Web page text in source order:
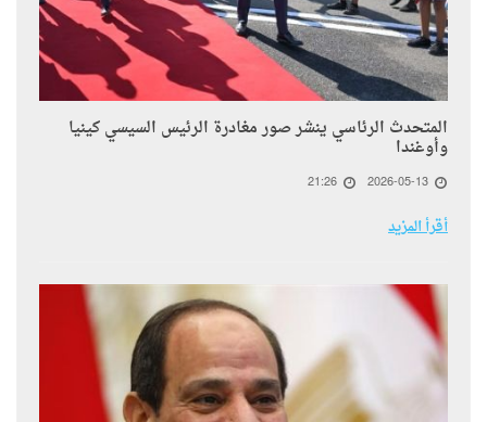
المتحدث الرئاسي ينشر صور مغادرة الرئيس السيسي كينيا
وأوغندا
2026-05-13
21:26
أقرأ المزيد